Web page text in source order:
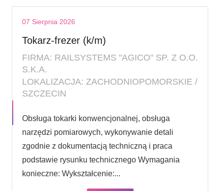
07 Sierpnia 2026
Tokarz-frezer (k/m)
FIRMA: RAILSYSTEMS "AGICO" SP. Z O.O.
S.K.A.
LOKALIZACJA: ZACHODNIOPOMORSKIE /
SZCZECIN
Obsługa tokarki konwencjonalnej, obsługa
narzędzi pomiarowych, wykonywanie detali
zgodnie z dokumentacją techniczną i praca
podstawie rysunku technicznego Wymagania
konieczne: Wykształcenie:...